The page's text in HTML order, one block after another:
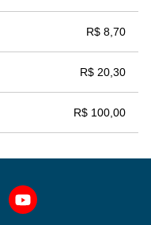
R$ 8,70
R$ 20,30
R$ 100,00